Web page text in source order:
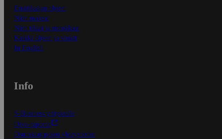
Ensitilaajan ohjeet
Näin maksat
Näin tilaat ja muokkaat
Kaikki ohjeet ja vinkit
In English
Info
S-Business yrityksille
Oiva-raportit
Osuuskauppojen yhteystiedot